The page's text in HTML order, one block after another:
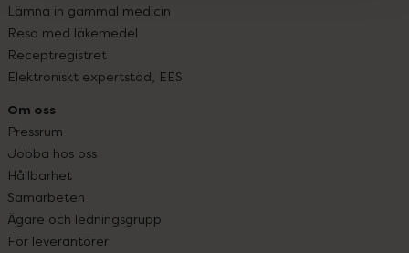
Lämna in gammal medicin
Resa med läkemedel
Receptregistret
Elektroniskt expertstöd, EES
Om oss
Pressrum
Jobba hos oss
Hållbarhet
Samarbeten
Ägare och ledningsgrupp
För leverantörer